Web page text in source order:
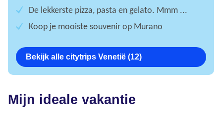
De lekkerste pizza, pasta en gelato. Mmm ...
Koop je mooiste souvenir op Murano
Bekijk alle citytrips Venetië (12)
Mijn ideale vakantie